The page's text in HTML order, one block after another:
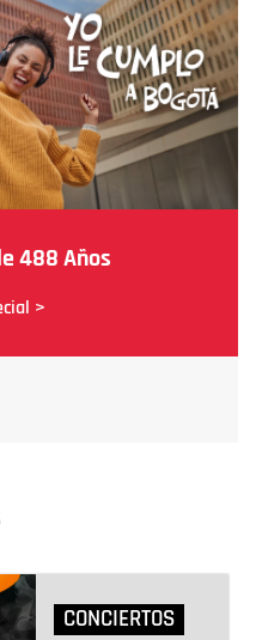
488 Años
>
CONCIERTOS